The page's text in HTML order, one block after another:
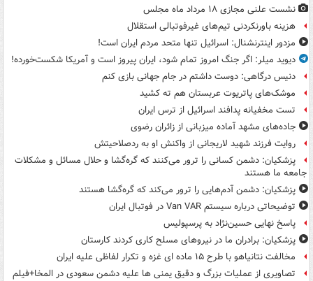
نشست علنی مجازی ۱۸ مرداد ماه مجلس
هزینه باورنکردنی تیم‌های غیرفوتبالی استقلال
مزدور اینترنشنال: اسرائیل تنها متحد مردم ایران است!
دیوید میلر: اگر جنگ امروز تمام شود، ایران پیروز است و آمریکا شکست‌خورده!
دنیس درگاهی: دوست داشتم در جام جهانی بازی کنم
موشک‌های پاتریوت عربستان هم ته‌ کشید
تست مخفیانه پدافند اسرائیل از ترس ایران
جاده‌های مشهد آماده میزبانی از زائران رضوی
روایت فرزند شهید لاریجانی از واکنش او به ردصلاحیتش
پزشکیان: دشمن کسانی را ترور می‌کنند که گره‌گشا و حلال مسائل و مشکلات
جامعه ما هستند
پزشکیان: دشمن آدم‌هایی را ترور می‌کند که گره‌گشا هستند
توضیحاتی درباره سیستم Van VAR در فوتبال ایران
پاسخ نهایی حسین‌نژاد به پرسپولیس
پزشکیان: برادران ما در نیروهای مسلح کاری کردند کارستان
مخالفت نتانیاهو با طرح ۱۵ ماده ای غزه و تکرار لفاظی علیه ایران
تصاویری از عملیات بزرگ و دقیق یمنی ها علیه دشمن سعودی در المخا+فیلم